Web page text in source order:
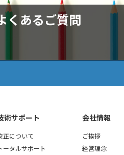
くあるご質問
Dewpoint
術サポート
正について
ータルサポート
会社情報
ご挨拶
経営理念